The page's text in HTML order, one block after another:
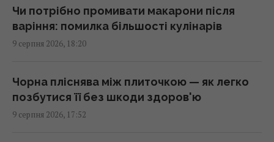
У 1946 році люди послали сигнал на Місяць:
відповідь прийшла через 2,5 секунди
17:28 неділя, 09 серпня 2026
10 серпня: церковне свято сьогодні, чому
цього дня треба погладити чорного кота
17:10 неділя, 09 серпня 2026
Чи потрібно промивати макарони після
варіння: помилка більшості кулінарів
9 серпня 2026, 18:20
Чорна пліснява між плиточкою — як легко
позбутися її без шкоди здоров'ю
9 серпня 2026, 17:52